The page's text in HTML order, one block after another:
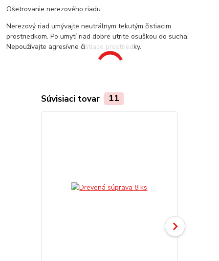
Ošetrovanie nerezového riadu
Nerezový riad umývajte neutrálnym tekutým čistiacim
prostriedkom. Po umytí riad dobre utrite osuškou do sucha.
Nepoužívajte agresívne čistiace prostriedky.
Súvisiaci tovar 11